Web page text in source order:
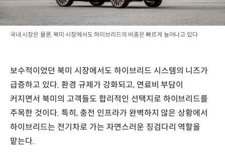
국내 시장은 물론, 북미 시장에서도 하이브리드의 비중은 빠르게 늘어나고 있다
보수적이었던 북미 시장에서도 하이브리드 시스템의 니즈가
급증하고 있다. 환경 규제가 강화되고, 연료비 부담이
커지면서 북미의 고객들도 합리적인 선택지로 하이브리드를
주목한 것이다. 특히, 충전 인프라가 완벽하지 않은 상황에서
하이브리드는 전기차로 가는 자연스러운 징검다리 역할을
맡는다.